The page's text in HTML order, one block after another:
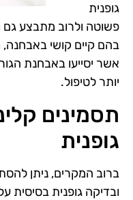
גופנית
פשוטה ולרוב מתבצע
בהם קיים קושי באבחנה,
אשר יסייעו באבחנת
יותר לטיפול.
תסמינים
גופנית
ברוב המקרים, ניתן
ובדיקה גופנית בסיסית